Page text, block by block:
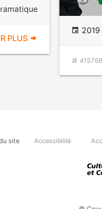
2019
415768
PLUS
site Accessibilité